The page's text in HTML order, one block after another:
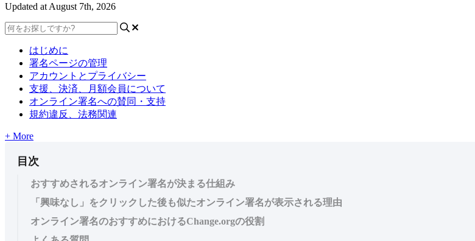
Updated at August 7th, 2026
はじめに
署名ページの管理
アカウントとプライバシー
支援、決済、月額会員について
オンライン署名への賛同・支持
規約違反、法務関連
+ More
目次
おすすめされるオンライン署名が決まる仕組み
「興味なし」をクリックした後も似たオンライン署名が表示される理由
オンライン署名のおすすめにおけるChange.orgの役割